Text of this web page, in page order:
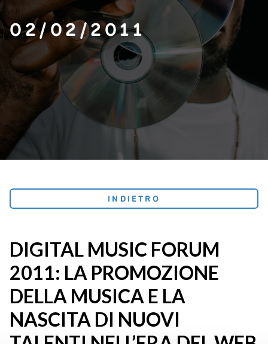
02/02/2011
INDIETRO
DIGITAL MUSIC FORUM
2011: LA PROMOZIONE
DELLA MUSICA E LA
NASCITA DI NUOVI